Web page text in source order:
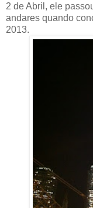
2 de Abril, ele
andares quando
2013.